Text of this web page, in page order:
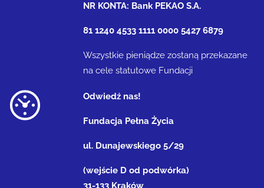
NR KONTA: Bank PEKAO S.A.
81 1240 4533 1111 0000 5427 6879
Wszystkie pieniądze zostaną przekazane
na cele statutowe Fundacji
Odwiedź nas!
Fundacja Pełna Życia
ul. Dunajewskiego 5/29
(wejście D od podwórka)
31-133 Kraków